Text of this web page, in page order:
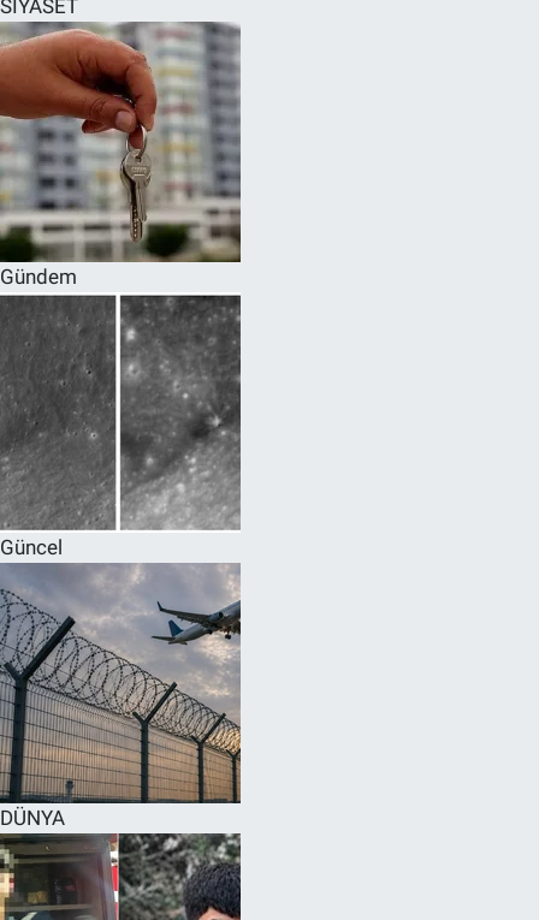
SİYASET
Gündem
Güncel
DÜNYA
SPOR
RESMİ İLANLAR